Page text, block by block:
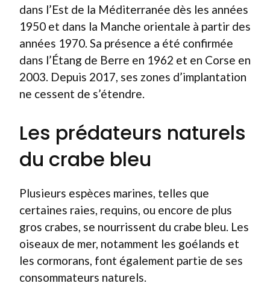
dans l’Est de la Méditerranée dès les années
1950 et dans la Manche orientale à partir des
années 1970. Sa présence a été confirmée
dans l’Étang de Berre en 1962 et en Corse en
2003. Depuis 2017, ses zones d’implantation
ne cessent de s’étendre.
Les prédateurs naturels
du crabe bleu
Plusieurs espèces marines, telles que
certaines raies, requins, ou encore de plus
gros crabes, se nourrissent du crabe bleu. Les
oiseaux de mer, notamment les goélands et
les cormorans, font également partie de ses
consommateurs naturels.